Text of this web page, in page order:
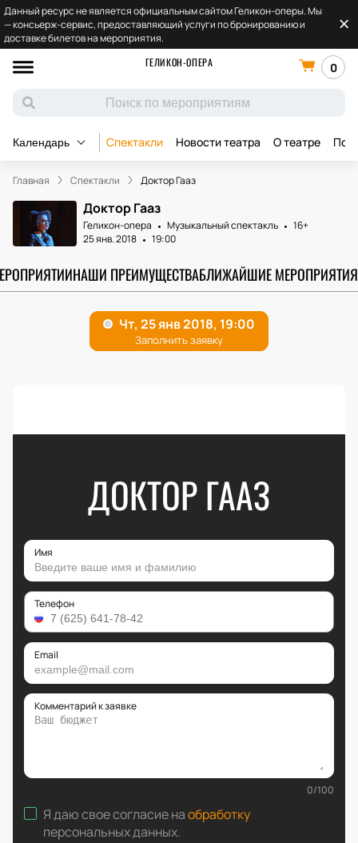
Данный ресурс не является официальным сайтом Геликон-оперы. Мы
— консьерж-сервис, предоставляющий услуги по бронированию и
доставке билетов на мероприятия.
ГЕЛИКОН-ОПЕРА
0
Календарь Спектакли Новости театра О театре
Главная Спектакли Доктор Гааз
Доктор Гааз
Геликон-опера Музыкальный спектакль
16+
25 янв. 2018
19:00
НАШИ ПРЕИМУЩЕСТВАБЛИЖАЙШИЕ МЕРОПРИЯТИЯ
ДОКТОР ГААЗ
Имя
Телефон
Email
Комментарий к заявке
0/100
Я даю свое согласие наобработку
персональных данных.